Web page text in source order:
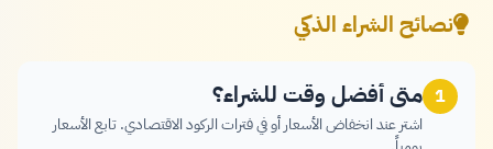
نصائح الشراء الذكي
1 متى أفضل وقت للشراء؟
اشتر عند انخفاض الأسعار أو في فترات الركود الاقتصادي. تابع الأسعار